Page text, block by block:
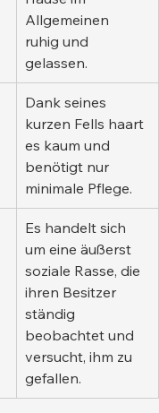
Allgemeinen
ruhig und
gelassen.
Dank seines
kurzen Fells haart
es kaum und
benötigt nur
minimale Pflege.
Es handelt sich
um eine äußerst
soziale Rasse, die
ihren Besitzer
ständig
beobachtet und
versucht, ihm zu
gefallen.